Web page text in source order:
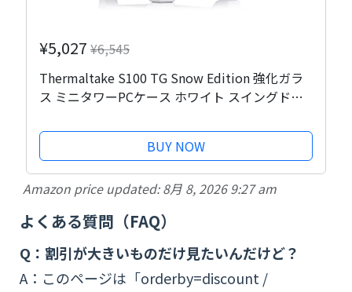
¥5,027 ¥6,545
Thermaltake S100 TG Snow Edition 強化ガラ
ス ミニタワーPCケース ホワイト スイングドア
BUY NOW
Amazon price updated:8月 8, 2026 9:27 am
よくある質問（FAQ）
Q：割引が大きいものだけ見たいんだけど？
A：このページは「orderby=discount /